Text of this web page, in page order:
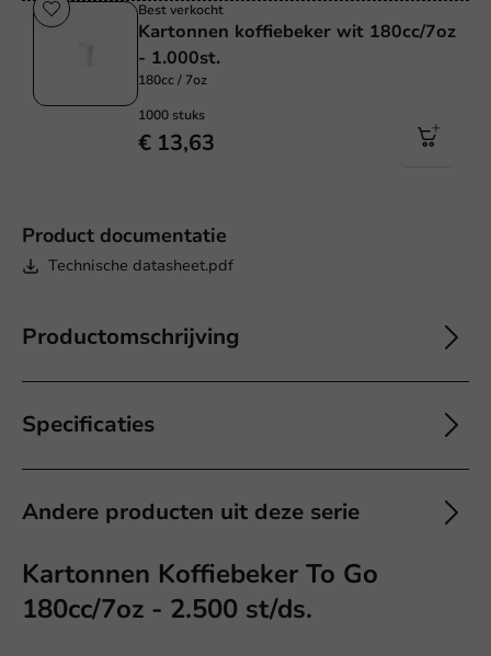
Product documentatie
Technische datasheet.pdf
Productomschrijving
Specificaties
Andere producten uit deze serie
Best verkocht
Kartonnen koffiebeker wit 180cc/7oz
- 1.000st.
180cc / 7oz
1000 stuks
€ 13,63
Kartonnen Koffiebeker To Go
180cc/7oz - 2.500 st/ds.